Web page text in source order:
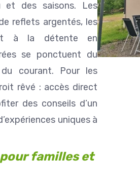
et des saisons. Les
reflets argentés, les
à la détente en
se ponctuent du
courant. Pour les
rêvé : accès direct
des conseils d’un
uniques à
familles et